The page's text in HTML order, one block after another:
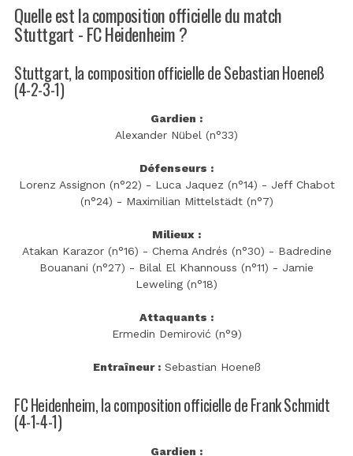
Quelle est la composition officielle du match
Stuttgart - FC Heidenheim ?
Stuttgart, la composition officielle de Sebastian Hoeneß
(4-2-3-1)
Gardien :
Alexander Nübel (n°33)
Défenseurs :
Lorenz Assignon (n°22) - Luca Jaquez (n°14) - Jeff Chabot
(n°24) - Maximilian Mittelstädt (n°7)
Milieux :
Atakan Karazor (n°16) - Chema Andrés (n°30) - Badredine
Bouanani (n°27) - Bilal El Khannouss (n°11) - Jamie
Leweling (n°18)
Attaquants :
Ermedin Demirović (n°9)
Entraîneur :Sebastian Hoeneß
FC Heidenheim, la composition officielle de Frank Schmidt
(4-1-4-1)
Gardien :